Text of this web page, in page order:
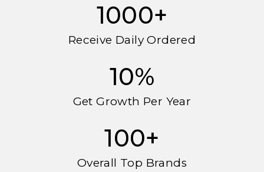
Receive Daily Ordered
1000+
Get Growth Per Year
10%
Overall Top Brands
100+